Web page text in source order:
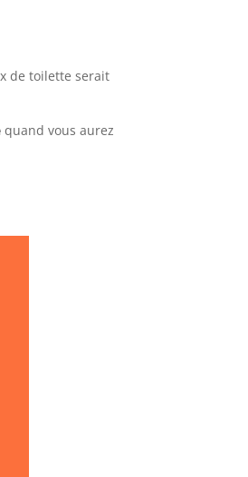
de toilette serait
quand vous aurez